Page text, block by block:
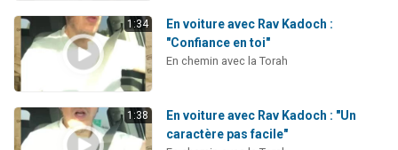
1:34
En voiture avec Rav Kadoch :
"Confiance en toi"
En chemin avec la Torah
1:38
En voiture avec Rav Kadoch : "Un
caractère pas facile"